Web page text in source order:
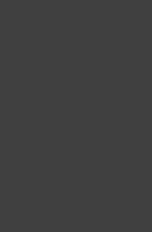
et à
l’étanchéité et
les profilés,
les